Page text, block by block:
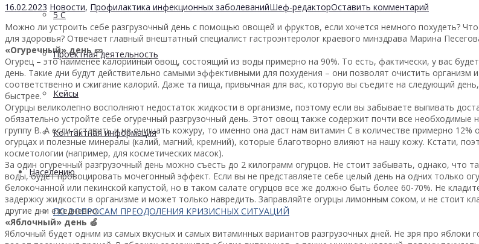
5 С
Проектная деятельность
Кейсы
Контактная информация
Населению
ПО ВОПРОСАМ ПРЕОДОЛЕНИЯ КРИЗИСНЫХ СИТУАЦИЙ
16.02.2023 Новости, Профилактика инфекционных заболеванийШеф-редакторОставить комментарий
Можно ли устроить себе разгрузочный день с помощью овощей и фруктов, если хочется немного похудеть?
для здоровья? Отвечает главный внештатный специалист гастроэнтеролог краевого минздрава Марина
«Огуречный» день 🥒
Огурец – это наименее калорийный овощ, состоящий из воды примерно на 90%. То есть, фактически, у вас
день. Такие дни будут действительно самыми эффективными для похудения – они позволят очистить
соответственно и сжигание калорий. Даже та пища, привычная для вас, которую вы съедите на следующий
быстрее.
Огурцы великолепно восполняют недостаток жидкости в организме, поэтому если вы забываете выпивать
обязательно устройте себе огуречный разгрузочный день. Этот овощ также содержит почти все необходимые
группу В. А если оставить и не очищать кожуру, то именно она даст нам витамин С в количестве примерно
огурцах и полезные минералы (калий, магний, кремний), которые благотворно влияют на нашу кожу. Кстати,
косметологии (например, для косметических масок).
За один огуречный разгрузочный день можно съесть до 2 килограмм огурцов. Не стоит забывать, однако, что
воды, будет провоцировать мочегонный эффект. Если вы не представляете себе целый день на одних только
белокочанной или пекинской капустой, но в таком салате огурцов все же должно быть более 60-70%. Не
задержку жидкости в организме и может только навредить. Заправляйте огурцы лимонным соком, и не стоит
другие дни ежедневно.
«Яблочный» день 🍏
Яблочный будет одним из самых вкусных и самых витаминных вариантов разгрузочных дней. Не зря про яблоки